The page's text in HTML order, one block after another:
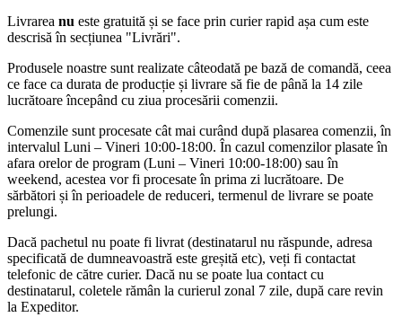
Livrarea nu este gratuită și se face prin curier rapid așa cum este
descrisă în secțiunea "Livrări".
Produsele noastre sunt realizate câteodată pe bază de comandă, ceea
ce face ca durata de producție și livrare să fie de până la 14 zile
lucrătoare începând cu ziua procesării comenzii.
Comenzile sunt procesate cât mai curând după plasarea comenzii, în
intervalul Luni – Vineri 10:00-18:00. În cazul comenzilor plasate în
afara orelor de program (Luni – Vineri 10:00-18:00) sau în
weekend, acestea vor fi procesate în prima zi lucrătoare. De
sărbători și în perioadele de reduceri, termenul de livrare se poate
prelungi.
Dacă pachetul nu poate fi livrat (destinatarul nu răspunde, adresa
specificată de dumneavoastră este greșită etc), veți fi contactat
telefonic de către curier. Dacă nu se poate lua contact cu
destinatarul, coletele rămân la curierul zonal 7 zile, după care revin
la Expeditor.